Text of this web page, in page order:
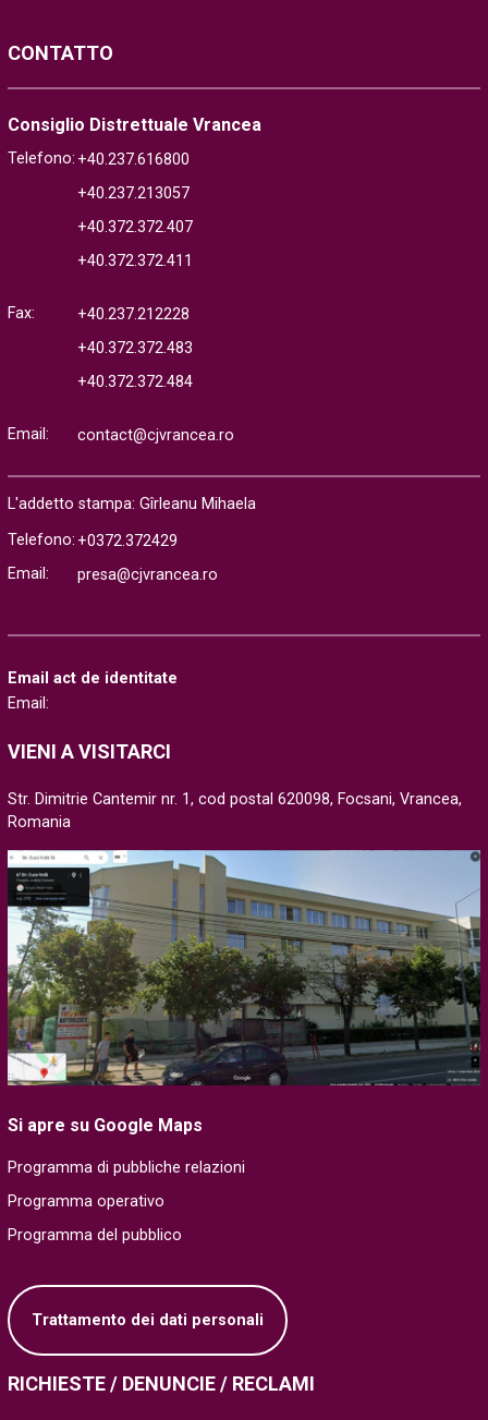
CONTATTO
Consiglio Distrettuale Vrancea
Telefono: +40.237.616800
+40.237.213057
+40.372.372.407
+40.372.372.411
Fax:
+40.237.212228
+40.372.372.483
+40.372.372.484
Email: contact@cjvrancea.ro
L'addetto stampa: Gîrleanu Mihaela
Telefono: +0372.372429
Email:
presa@cjvrancea.ro
Email act de identitate
Email:
VIENI A VISITARCI
Str. Dimitrie Cantemir nr. 1, cod postal 620098, Focsani, Vrancea,
Romania
Si apre su Google Maps
Programma di pubbliche relazioni
Programma operativo
Programma del pubblico
Trattamento dei dati personali
RICHIESTE / DENUNCIE / RECLAMI